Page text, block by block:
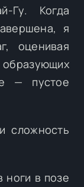
Гу. Когда
я
оценивая
— пустое
сложность
ноги в позе